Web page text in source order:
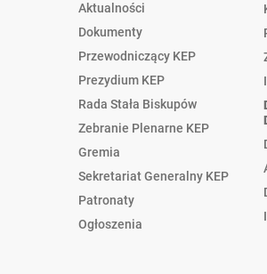
Aktualności
Dokumenty
Przewodniczący KEP
Prezydium KEP
Rada Stała Biskupów
Zebranie Plenarne KEP
Gremia
Sekretariat Generalny KEP
Patronaty
Ogłoszenia